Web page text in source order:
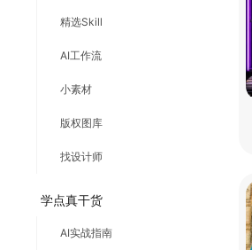
精选Skill
AI工作流
小素材
版权图库
找设计师
学点真干货
AI实战指南